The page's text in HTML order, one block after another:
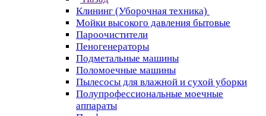
Клининг (Уборочная техника)
Мойки высокого давления бытовые
Пароочистители
Пеногенераторы
Подметальные машины
Поломоечные машины
Пылесосы для влажной и сухой уборки
Полупрофессиональные моечные
аппараты